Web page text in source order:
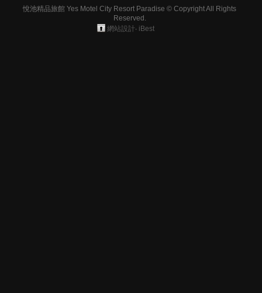
悅池精品旅館 Yes Motel City Resort Paradise © Copyright All Rights
Reserved.
網站設計‧ iBest